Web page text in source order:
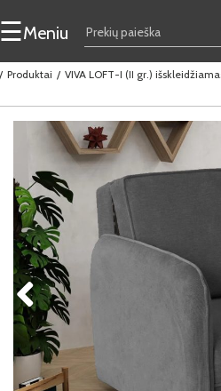
☰Meniu
Produktai VIVA LOFT-I (II gr.)